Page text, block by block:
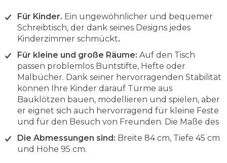
Für Kinder. Ein ungewöhnlicher und bequemer
Schreibtisch, der dank seines Designs jedes
Kinderzimmer schmückt.
Für kleine und große Räume: Auf den Tisch
passen problemlos Buntstifte, Hefte oder
Malbücher. Dank seiner hervorragenden Stabilität
können Ihre Kinder darauf Türme aus
Bauklötzen bauen, modellieren und spielen, aber
er eignet sich auch hervorragend für kleine Feste
und für den Besuch von Freunden. Die Maße des
Die Abmessungen sind: Breite 84 cm, Tiefe 45 cm
und Höhe 95 cm.